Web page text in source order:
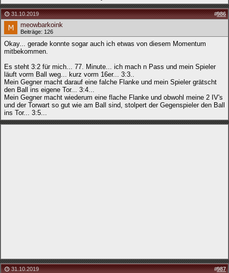
31.10.2019 #986
meowbarkoink
Beiträge: 126
Okay... gerade konnte sogar auch ich etwas von diesem Momentum
mitbekommen.
Es steht 3:2 für mich... 77. Minute... ich mach n Pass und mein Spieler
läuft vorm Ball weg... kurz vorm 16er... 3:3..
Mein Gegner macht darauf eine falche Flanke und mein Spieler grätscht
den Ball ins eigene Tor... 3:4...
Mein Gegner macht wiederum eine flache Flanke und obwohl meine 2 IV's
und der Torwart so gut wie am Ball sind, stolpert der Gegenspieler den Ball
ins Tor... 3:5...
31.10.2019 #987